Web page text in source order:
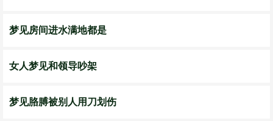
梦见房间进水满地都是
女人梦见和领导吵架
梦见胳膊被别人用刀划伤